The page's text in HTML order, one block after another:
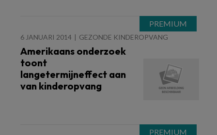
6 JANUARI 2014 GEZONDE KINDEROPVANG
Amerikaans onderzoek
toont
langetermijneffect aan
van kinderopvang